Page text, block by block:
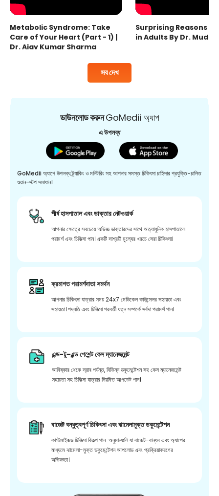
সব দেখ
Metabolic Syndrome: Take
Care of Your Heart (Part - 1) |
Dr. Ajay Kumar Sharma
Surprising Reasons
in Adults By Dr.
ডাউনলোড করুনGoMedii অ্যাপ
এ উপলব্ধ
GoMedii অ্যাপে উপলব্ধ ট্র্যাকিং ও মনিটরিং সহ আপনার সমস্ত চিকিৎসা চাহিদার প্রযুক্তি-চালিত
ওয়ান-স্টপ সমাধান।
শীর্ষ হাসপাতাল এবং ডাক্তার নেটওয়ার্ক
আপনার ক্ষেত্রে সবচেয়ে অভিজ্ঞ ডাক্তারদের সাথে অত্যাধুনিক হাসপাতালে
পরামর্শ এবং চিকিত্সা পান। একটি সাশ্রয়ী মূল্যের খরচে সেরা চিকিৎসা।
ক্রমাগত পরামর্শদাতা সমর্থন
আপনার চিকিৎসা যাত্রার সময় 24x7 মেডিকেল কাউন্সেলর সহায়তা এবং
সহায়তা। পদ্ধতি এবং চিকিত্সা পরবর্তী যত্ন সম্পর্কে সর্বদা পরামর্শ পান।
এন্ড-টু-এন্ড পেশেন্ট কেস ম্যানেজমেন্ট
আবিষ্কার থেকে স্রাব পর্যন্ত, বিভিন্ন ডকুমেন্টেশন সহ কেস ম্যানেজমেন্ট
সহায়তা সহ চিকিত্সা যাত্রার নিয়মিত আপডেট পান।
বাজেট বন্ধুত্বপূর্ণ চিকিৎসা এবং ঝামেলামুক্ত ডকুমেন্টেশন
কাস্টমাইজড চিকিত্সা বিকল্প পান. অনুমানগুলি যা বাজেট-বান্ধব এবং অ্যাপের
মাধ্যমে ঝামেলা-মুক্ত ডকুমেন্টেশন আপলোড এবং প্রক্রিয়াকরণের
অভিজ্ঞতা।